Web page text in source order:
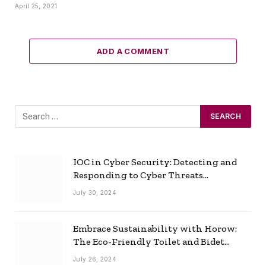
April 25, 2021
ADD A COMMENT
IOC in Cyber Security: Detecting and
Responding to Cyber Threats
Effectively
July 30, 2024
Embrace Sustainability with Horow:
The Eco-Friendly Toilet and Bidet
Combo
July 26, 2024